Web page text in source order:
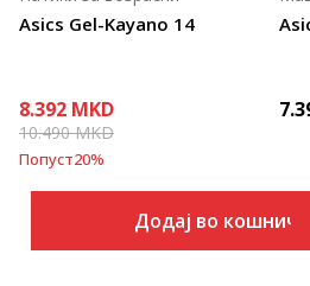
Asics Gel-Kayano 14
8.392 MKD
10.490MKD
Попуст20%
Додај во кошничка